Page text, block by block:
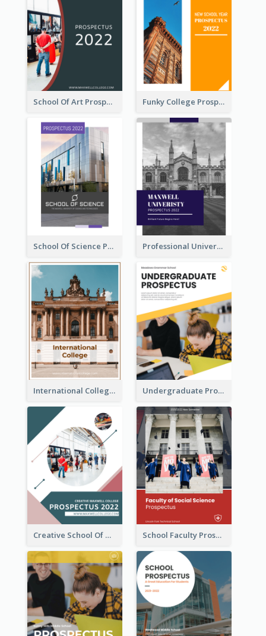
School Of Art Prospectus Funky College Prospectus
School Of Science Prospectus Professional University Prospectus
International College Prospectus Undergraduate Prospectus
Creative School Of Media Prospectus School Faculty Prospectus